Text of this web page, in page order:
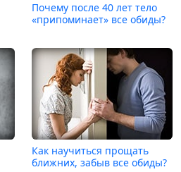
Почему после 40 лет тело
«припоминает» все обиды?
Как научиться прощать
ближних, забыв все обиды?